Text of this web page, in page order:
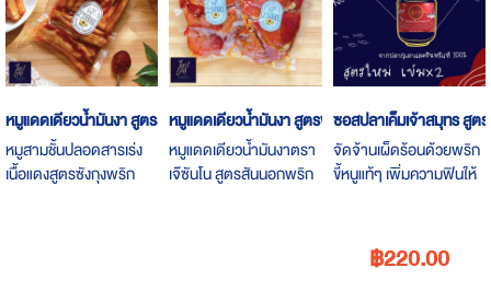
หมูแดดเดียวน้ำมันงา สูตรสามชั้นพริกเกาหลี
หมูสามชั้นปลอดสารเร่ง
เนื้อแดงสูตรซังกุงพริก
หมูแดดเดียวน้ำมันงา สูตรพริกแกงใต้
หมูแดดเดียวน้ำมันงาตรา
เจ๊ซันโน สูตรสันนอกพริก
ซอสปลาเค็มเจ้าสมุทร สูต
จัดจ้านเผ็ดร้อนด้วยพริก
ขี้หนูแท้ๆ เพิ่มความฟินให้
อื่นได้โดยไม่ต้องยุ่งยาก
฿220.00